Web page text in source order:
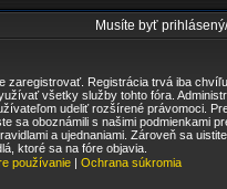
Musíte byť
zaregistrovať. Registrácia trvá iba
všetky služby tohto fóra.
udeliť rozšírené právomoci.
sa oboznámili s našimi podmienkami
a ujednaniami. Zároveň sa
ktoré sa na fóre objavia.
používanie| Ochrana súkromia